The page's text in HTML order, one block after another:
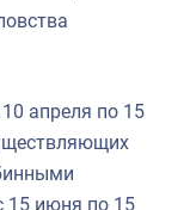
апреля по 15
15 июня по 15